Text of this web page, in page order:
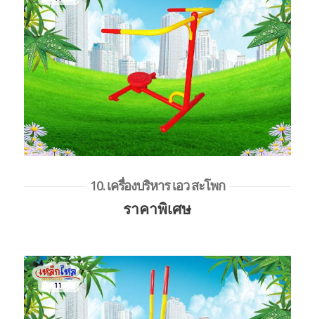
10. เครื่องบริหาร เอว สะโพก
ราคาพิเศษ